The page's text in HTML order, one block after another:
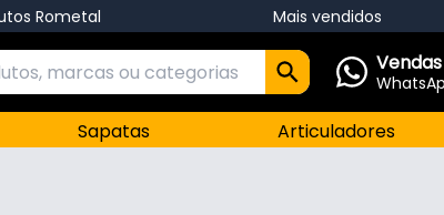
Rometal Mais vendidos
Vendas
Sapatas Articuladores